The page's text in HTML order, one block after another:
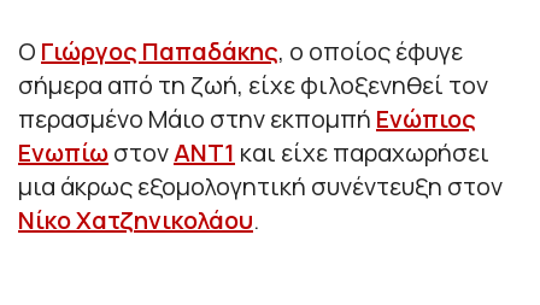
Ο Γιώργος Παπαδάκης, ο οποίος έφυγε
σήμερα από τη ζωή, είχε φιλοξενηθεί τον
περασμένο Μάιο στην εκπομπή Ενώπιος
ΕνωπίωστονΑΝΤ1 και είχε παραχωρήσει
μια άκρως εξομολογητική συνέντευξη στον
Νίκο Χατζηνικολάου.